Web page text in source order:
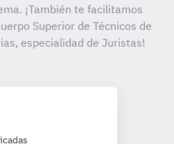
¡También te facilitamos
Superior de Técnicos de
especialidad de Juristas!